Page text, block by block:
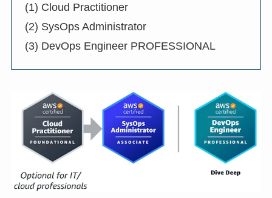
(1) Cloud Practitioner
(2) SysOps Administrator
(3) DevOps Engineer PROFESSIONAL